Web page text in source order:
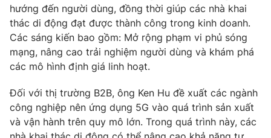
Photo Infographic
Video Shorts video
VTV Money VTV Thể thao
VTV Sức khoẻ Bất động sản
hướng đến người dùng, đồng thời giúp các nhà khai
thác di động đạt được thành công trong kinh doanh.
Các sáng kiến bao gồm: Mở rộng phạm vi phủ sóng
mạng, nâng cao trải nghiệm người dùng và khám phá
các mô hình định giá linh hoạt.
Đối với thị trường B2B, ông Ken Hu đề xuất các ngành
công nghiệp nên ứng dụng 5G vào quá trình sản xuất
và vận hành trên quy mô lớn. Trong quá trình này, các